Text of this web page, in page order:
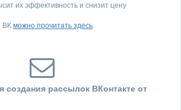
их эффективность и снизит цену
ВК можно прочитать здесь.
создания рассылок ВКонтакте от